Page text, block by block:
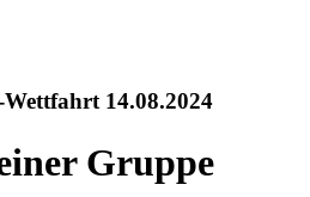
14.08.2024
Gruppe